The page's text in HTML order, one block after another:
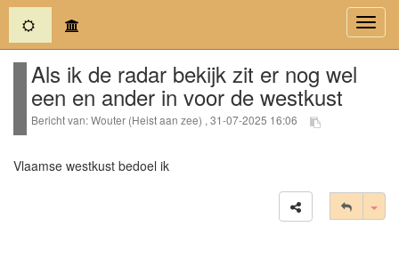
(current)
Als ik de radar bekijk zit er nog wel
een en ander in voor de westkust
Bericht van: Wouter (Heist aan zee) , 31-07-2025 16:06
Vlaamse westkust bedoel ik